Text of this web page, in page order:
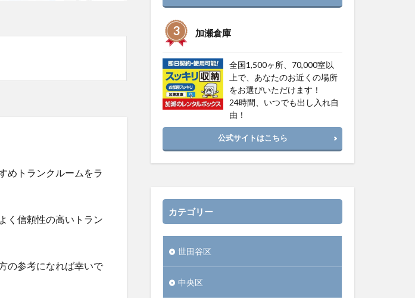
めトランクルームをラ
く信頼性の高いトラン
の参考になれば幸いで
加瀬倉庫
全国1,500ヶ所、70,000室以
上で、あなたのお近くの場所
をお選びいただけます！
24時間、いつでも出し入れ自
由！
公式サイトはこちら
カテゴリー
世田谷区
中央区